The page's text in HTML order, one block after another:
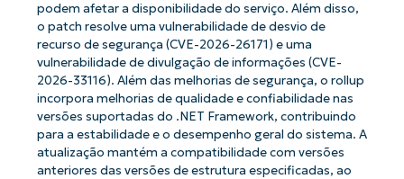
podem afetar a disponibilidade do serviço. Além disso,
o patch resolve uma vulnerabilidade de desvio de
recurso de segurança (CVE-2026-26171) e uma
vulnerabilidade de divulgação de informações (CVE-
2026-33116). Além das melhorias de segurança, o rollup
incorpora melhorias de qualidade e confiabilidade nas
versões suportadas do .NET Framework, contribuindo
para a estabilidade e o desempenho geral do sistema. A
atualização mantém a compatibilidade com versões
anteriores das versões de estrutura especificadas, ao